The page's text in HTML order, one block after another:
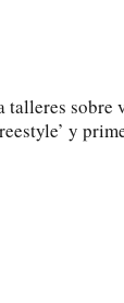
talleres sobre
y